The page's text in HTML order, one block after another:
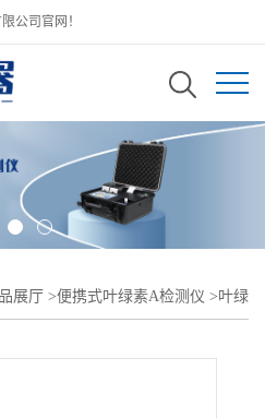
公司官网！
展厅 >便携式叶绿素A检测仪 >叶绿